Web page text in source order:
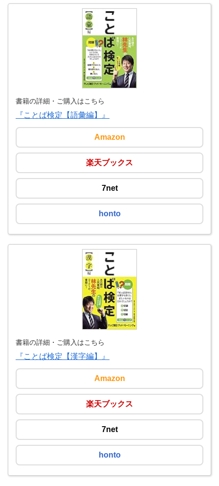
書籍の詳細・ご購入はこちら
『ことば検定【語彙編】』
Amazon
楽天ブックス
7net
honto
書籍の詳細・ご購入はこちら
『ことば検定【漢字編】』
Amazon
楽天ブックス
7net
honto